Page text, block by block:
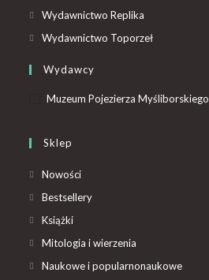
Wydawnictwo Replika
Wydawnictwo Toporzeł
Wydawcy
Muzeum Pojezierza Myśliborskiego
Sklep
Nowości
Bestsellery
Książki
Mitologia i wierzenia
Naukowe i popularnonaukowe